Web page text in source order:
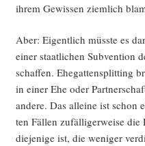
ihrem Gewis­sen ziem­lich
Aber: Eigent­lich müss­te es
einer staat­li­chen Sub­ven­ti­on
schaf­fen. Ehe­gat­ten­split­ting
in einer Ehe oder
ande­re. Das allei­ne ist
ten Fäl­len zufäl­li­ger­wei­se die
die­je­ni­ge ist, die weni­ger